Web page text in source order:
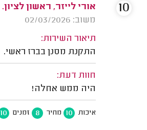
אורי לייזר, ראשון לציון.
משוב: 02/03/2026
תיאור השירות:
התקנת מסנן בברז ראשי.
חוות דעת:
היה ממש אחלה!
איכות 10 מחיר 8 זמנים 10
10